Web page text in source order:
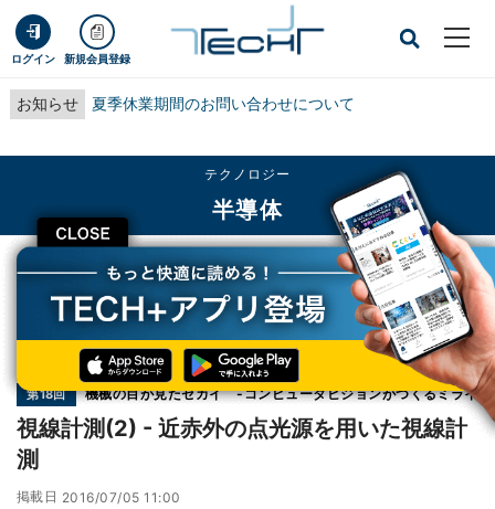
ログイン 新規会員登録
お知らせ 夏季休業期間のお問い合わせについて
CLOSE
テクノロジー
半導体
TECH+ テクノロジー
半導体
視線計測(2) - 近赤外の点光源を用いた視線計測
第18回 機械の目が見たセカイ -コンピュータビジョンがつくるミライ
視線計測(2) - 近赤外の点光源を用いた視線計
測
掲載日 2016/07/05 11:00